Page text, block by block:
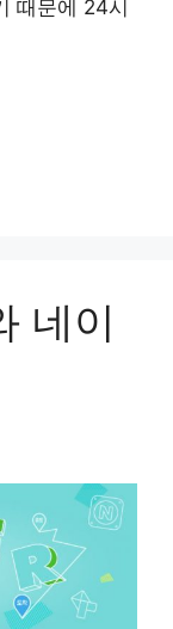
때문에 24시
네이